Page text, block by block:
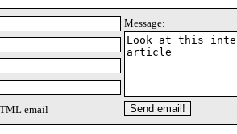
Message:
email